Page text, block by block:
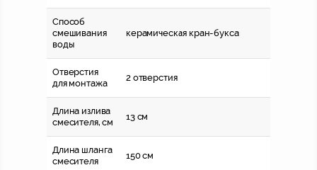
Способ
смешивания
воды
керамическая кран-букса
Отверстия
для монтажа
2 отверстия
Длина излива
смесителя, см
13 см
Длина шланга
смесителя
150 см